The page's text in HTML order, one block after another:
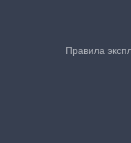
Правила